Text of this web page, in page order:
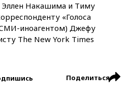
Накашима и Тиму
«Голоса
иноагентом) Джефу
The New York Times
Поделиться